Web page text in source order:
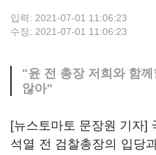
입력: 2021-07-01 11:06:23
수정: 2021-07-01 11:06:23
"윤 전 총장 저희와 함
않아"
[뉴스토마토 문장원 기자]
석열 전 검찰총장의 입당